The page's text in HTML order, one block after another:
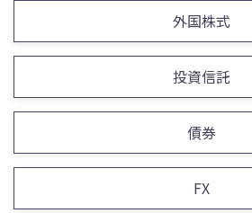
外国株式
投資信託
債券
FX